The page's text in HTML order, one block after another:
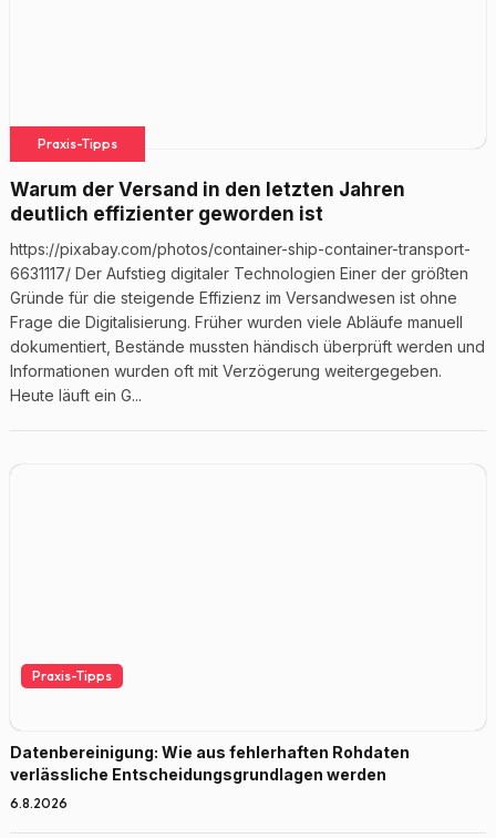
Praxis-Tipps
Warum der Versand in den letzten Jahren
deutlich effizienter geworden ist
https://pixabay.com/photos/container-ship-container-transport-
6631117/ Der Aufstieg digitaler Technologien Einer der größten
Gründe für die steigende Effizienz im Versandwesen ist ohne
Frage die Digitalisierung. Früher wurden viele Abläufe manuell
dokumentiert, Bestände mussten händisch überprüft werden und
Informationen wurden oft mit Verzögerung weitergegeben.
Heute läuft ein G...
Praxis-Tipps
Datenbereinigung: Wie aus fehlerhaften Rohdaten
verlässliche Entscheidungsgrundlagen werden
6.8.2026